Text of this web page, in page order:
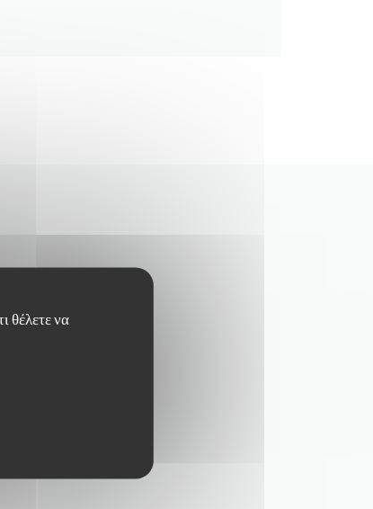
θέλετε να